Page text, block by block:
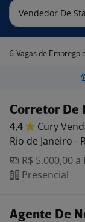
6 Vagas de Emprego de
Corretor De
4,4 Cury
Rio de Janeiro -
R$ 5.000,00 a
Presencial
Agente De